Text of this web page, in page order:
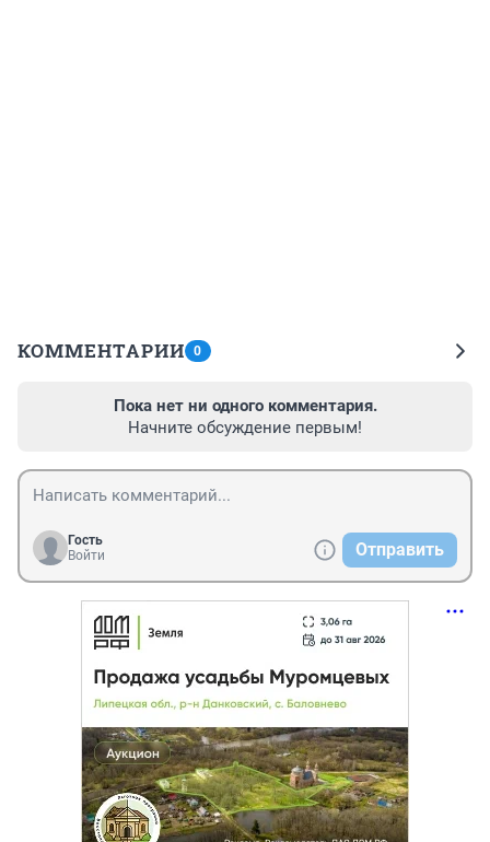
КОММЕНТАРИИ 0
Пока нет ни одного комментария.
Начните обсуждение первым!
Гость
Войти
Отправить